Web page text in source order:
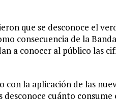
que se desconoce el
consecuencia de la
a conocer al público las
con la aplicación de las
cuánto